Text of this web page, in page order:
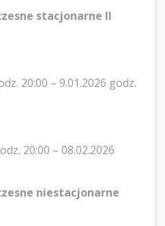
stacjonarne II
20:00 – 9.01.2026 godz.
20:00 – 08.02.2026
niestacjonarne